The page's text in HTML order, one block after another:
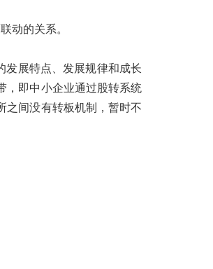
动的关系。
发展特点、发展规律和成长
，即中小企业通过股转系统
之间没有转板机制，暂时不